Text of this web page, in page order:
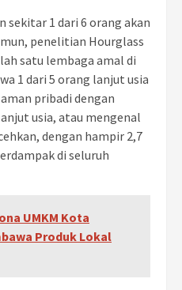
sekitar 1 dari 6 orang akan
penelitian Hourglass
satu lembaga amal di
1 dari 5 orang lanjut usia
pribadi dengan
usia, atau mengenal
dengan hampir 2,7
di seluruh
UMKM Kota
Produk Lokal